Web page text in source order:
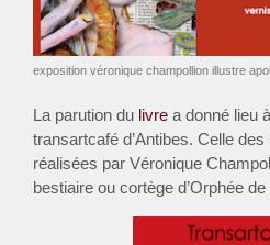
exposition véronique champollion illustre
La parution du livre a donné lieu
transartcafé d’Antibes. Celle
réalisées par Véronique
bestiaire ou cortège d’Orphée